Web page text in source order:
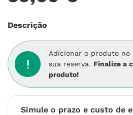
Descrição
Adicionar o produto no
sua reserva. Finalize a
produto!
Simule o prazo e custo de